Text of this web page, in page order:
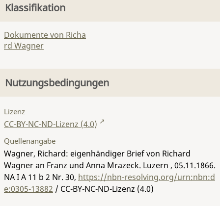
Klassifikation
Dokumente von Richa
rd Wagner
Nutzungsbedingungen
Lizenz
CC-BY-NC-ND-Lizenz (4.0)
Quellenangabe
Wagner, Richard: eigenhändiger Brief von Richard
Wagner an Franz und Anna Mrazeck. Luzern , 05.11.1866.
NA I A 11 b 2 Nr. 30, https://nbn-resolving.org/urn:nbn:d
e:0305-13882 / CC-BY-NC-ND-Lizenz (4.0)